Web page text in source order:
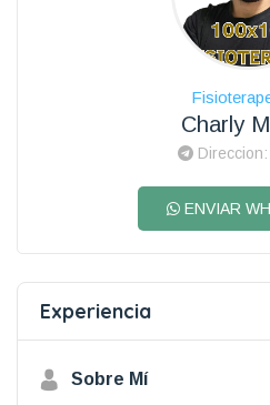
Charly
ENVIAR
Experiencia
Sobre Mí